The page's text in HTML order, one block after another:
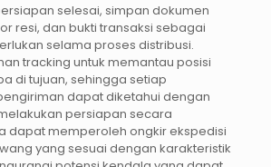
selesai, simpan dokumen
resi, dan bukti transaksi sebagai
selama proses distribusi.
tracking untuk memantau posisi
di tujuan, sehingga setiap
dapat diketahui dengan
persiapan secara
dapat memperoleh ongkir ekspedisi
yang sesuai dengan karakteristik